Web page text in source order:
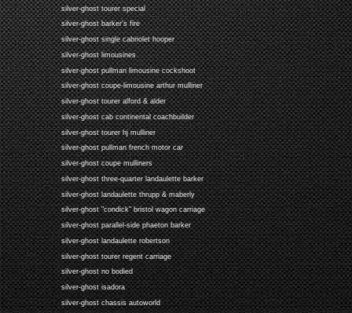
silver-ghost tourer special
silver-ghost barker's fire
silver-ghost single cabriolet hooper
silver-ghost limousines
silver-ghost pullman limousine cockshoot
silver-ghost coupe-limousine arthur mulliner
silver-ghost tourer alford & alder
silver-ghost cab continental coachbuilder
silver-ghost tourer hj mulliner
silver-ghost pullman french motor car
silver-ghost coupe mulliners
silver-ghost three-quarter landaulette barker
silver-ghost landaulette thrupp & maberly
silver-ghost "condick" bristol wagon carriage
silver-ghost parallel-side phaeton barker
silver-ghost landaulette robertson
silver-ghost tourer regent carriage
silver-ghost no bodied
silver-ghost isadora
silver-ghost chassis autoworld